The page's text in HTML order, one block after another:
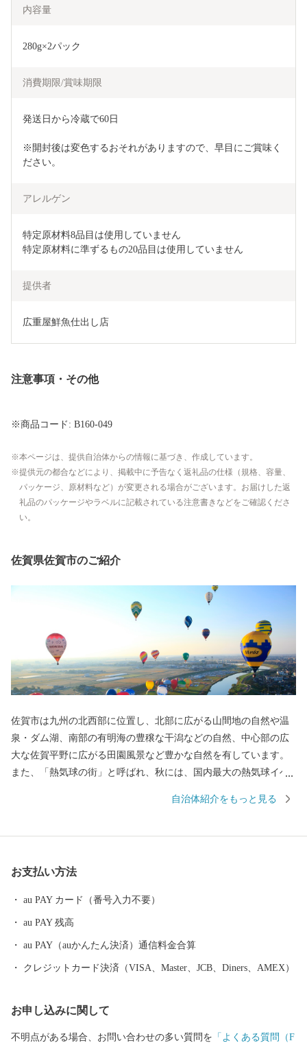
内容量
280g×2パック
消費期限/賞味期限
発送日から冷蔵で60日
※開封後は変色するおそれがありますので、早目にご賞味く
ださい。
アレルゲン
特定原材料8品目は使用していません
特定原材料に準ずるもの20品目は使用していません
提供者
広重屋鮮魚仕出し店
注意事項・その他
※商品コード: B160-049
本ページは、提供自治体からの情報に基づき、作成しています。
提供元の都合などにより、掲載中に予告なく返礼品の仕様（規格、容量、
パッケージ、原材料など）が変更される場合がございます。お届けした返
礼品のパッケージやラベルに記載されている注意書きなどをご確認くださ
い。
佐賀県佐賀市のご紹介
佐賀市は九州の北西部に位置し、北部に広がる山間地の自然や温
泉・ダム湖、南部の有明海の豊穣な干潟などの自然、中心部の広
大な佐賀平野に広がる田園風景など豊かな自然を有しています。
また、「熱気球の街」と呼ばれ、秋には、国内最大の熱気球イベ
山の熱気球が広大な佐賀平野を彩ります。 平成27年5月には、渡
た世界文化遺産「三重津海軍所跡」をはじめ、幕末維新の歴史遺
産も見どころの1つです。
自治体紹介をもっと見る
お支払い方法
au PAY カード（番号入力不要）
au PAY 残高
au PAY（auかんたん決済）通信料金合算
クレジットカード決済（VISA、Master、JCB、Diners、AMEX）
お申し込みに関して
不明点がある場合、お問い合わせの多い質問を 「よくある質問（F